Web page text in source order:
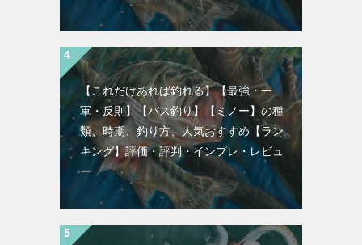
【これだけあれば釣れる】【最強・一
軍・反則】【バス釣り】【ミノー】の種
類、時期、釣り方、人気おすすめ【ラン
キング】評価・評判・インプレ・レビュ
ー